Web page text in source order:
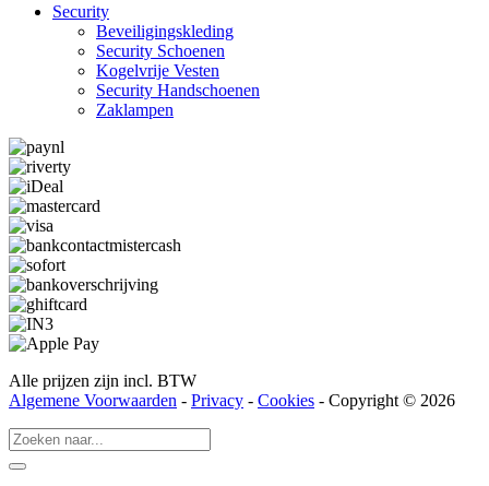
Security
Beveiligings­­kleding
Security Schoenen
Kogelvrije Vesten
Security Hand­­schoenen
Zaklampen
Alle prijzen zijn incl. BTW
Algemene Voorwaarden - Privacy - Cookies - Copyright © 2026